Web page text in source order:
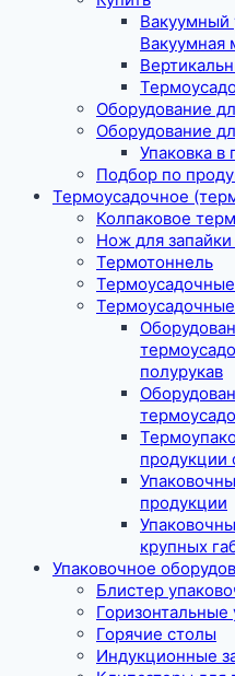
Вакуумный
Вакуумная
Оборудование
Оборудование
Упаковка в
Подбор по
Термоусадочное
Колпаковое
Нож для запайки
Термотоннель
полурукав
продукции
продукции
крупных
Упаковочное
Блистер
Горячие столы
Индукционные